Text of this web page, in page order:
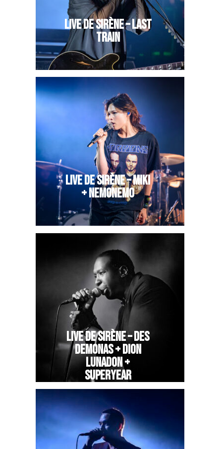
LIVE DE SIRÈNE – LAST
TRAIN
LIVE DE SIRÈNE – MIKI
+ NEMONEMO
LIVE DE SIRÈNE – DES
DEMONAS + DION
LUNADON +
SUPERYEAR